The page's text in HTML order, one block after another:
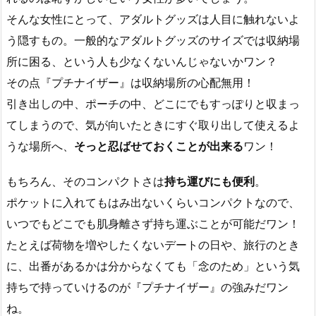
そんな女性にとって、アダルトグッズは人目に触れないよ
う隠すもの。一般的なアダルトグッズのサイズでは収納場
所に困る、という人も少なくないんじゃないかワン？
その点『プチナイザー』は収納場所の心配無用！
引き出しの中、ポーチの中、どこにでもすっぽりと収まっ
てしまうので、気が向いたときにすぐ取り出して使えるよ
うな場所へ、 そっと忍ばせておくことが出来るワン！
もちろん、そのコンパクトさは持ち運びにも便利 。
ポケットに入れてもはみ出ないくらいコンパクトなので、
いつでもどこでも肌身離さず持ち運ぶことが可能だワン！
たとえば荷物を増やしたくないデートの日や、旅行のとき
に、出番があるかは分からなくても「念のため」という気
持ちで持っていけるのが『プチナイザー』の強みだワン
ね。